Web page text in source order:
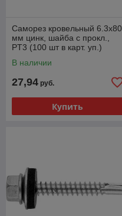
Саморез кровельный 6.3х80
мм цинк, шайба с прокл.,
PT3 (100 шт в карт. уп.)
В наличии
27,94 руб.
Купить